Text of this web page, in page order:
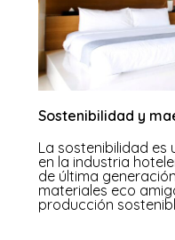
Sostenibilidad y
La sostenibilidad
en la industria
de última
materiales eco
producción